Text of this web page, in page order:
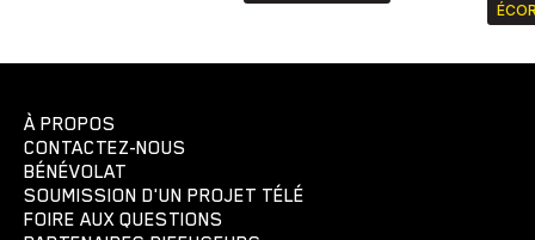
À PROPOS
CONTACTEZ-NOUS
BÉNÉVOLAT
SOUMISSION D'UN PROJET TÉLÉ
FOIRE AUX QUESTIONS